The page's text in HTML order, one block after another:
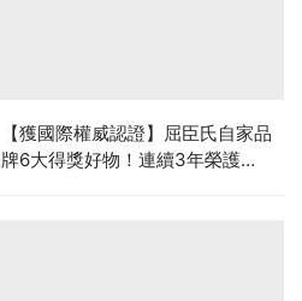
【獲國際權威認證】屈臣氏自家品
牌6大得獎好物！連續3年榮護